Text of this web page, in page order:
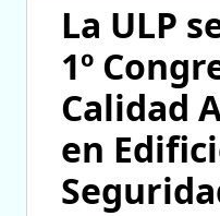
La ULP
1º
Calidad
en